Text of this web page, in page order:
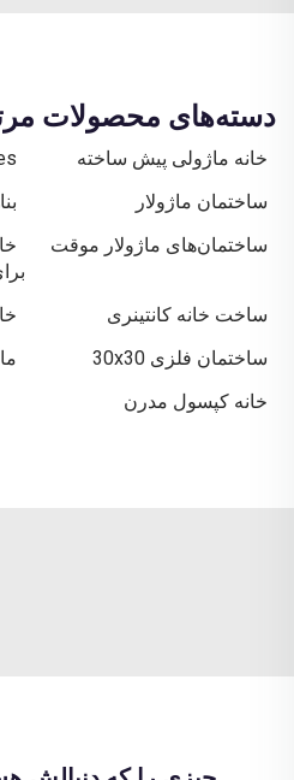
دسته‌های محصولات
خانه ماژولی پیش ساخته
ساختمان ماژولار
ساختمان‌های ماژولار موقت
ساخت خانه کانتینری
ساختمان فلزی 30x30
خانه کپسول مدرن